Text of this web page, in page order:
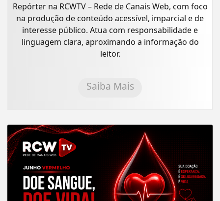
Repórter na RCWTV – Rede de Canais Web, com foco
na produção de conteúdo acessível, imparcial e de
interesse público. Atua com responsabilidade e
linguagem clara, aproximando a informação do
leitor.
Saiba Mais